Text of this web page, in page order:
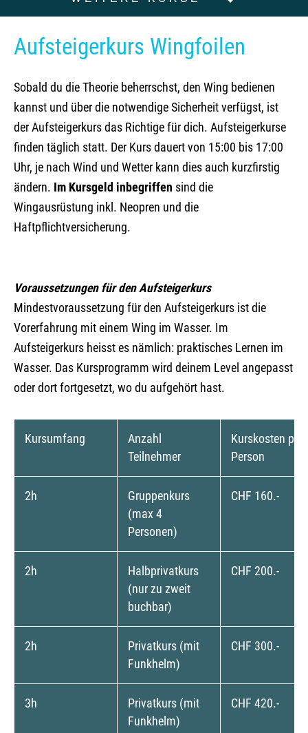
Aufsteigerkurs Wingfoilen
Sobald du die Theorie beherrschst, den Wing bedienen
kannst und über die notwendige Sicherheit verfügst, ist
der Aufsteigerkurs das Richtige für dich. Aufsteigerkurse
finden täglich statt. Der Kurs dauert von 15:00 bis 17:00
Uhr, je nach Wind und Wetter kann dies auch kurzfirstig
ändern. Im Kursgeld inbegriffen sind die
Wingausrüstung inkl. Neopren und die
Haftpflichtversicherung.
Voraussetzungen für den Aufsteigerkurs
Mindestvoraussetzung für den Aufsteigerkurs ist die
Vorerfahrung mit einem Wing im Wasser. Im
Aufsteigerkurs heisst es nämlich: praktisches Lernen im
Wasser. Das Kursprogramm wird deinem Level angepasst
oder dort fortgesetzt, wo du aufgehört hast.
Kursumfang
Anzahl
Teilnehmer
Kurskosten pro
Person
2h
Gruppenkurs
(max 4
Personen)
CHF 160.-
2h
Halbprivatkurs
(nur zu zweit
buchbar)
CHF 200.-
2h
Privatkurs (mit
Funkhelm)
CHF 300.-
3h
Privatkurs (mit
Funkhelm)
CHF 420.-